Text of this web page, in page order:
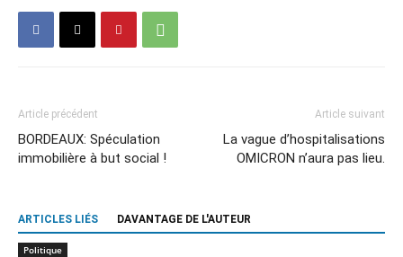
Article précédent
BORDEAUX: Spéculation
immobilière à but social !
Article suivant
La vague d’hospitalisations
OMICRON n’aura pas lieu.
ARTICLES LIÉS DAVANTAGE DE L'AUTEUR
Politique